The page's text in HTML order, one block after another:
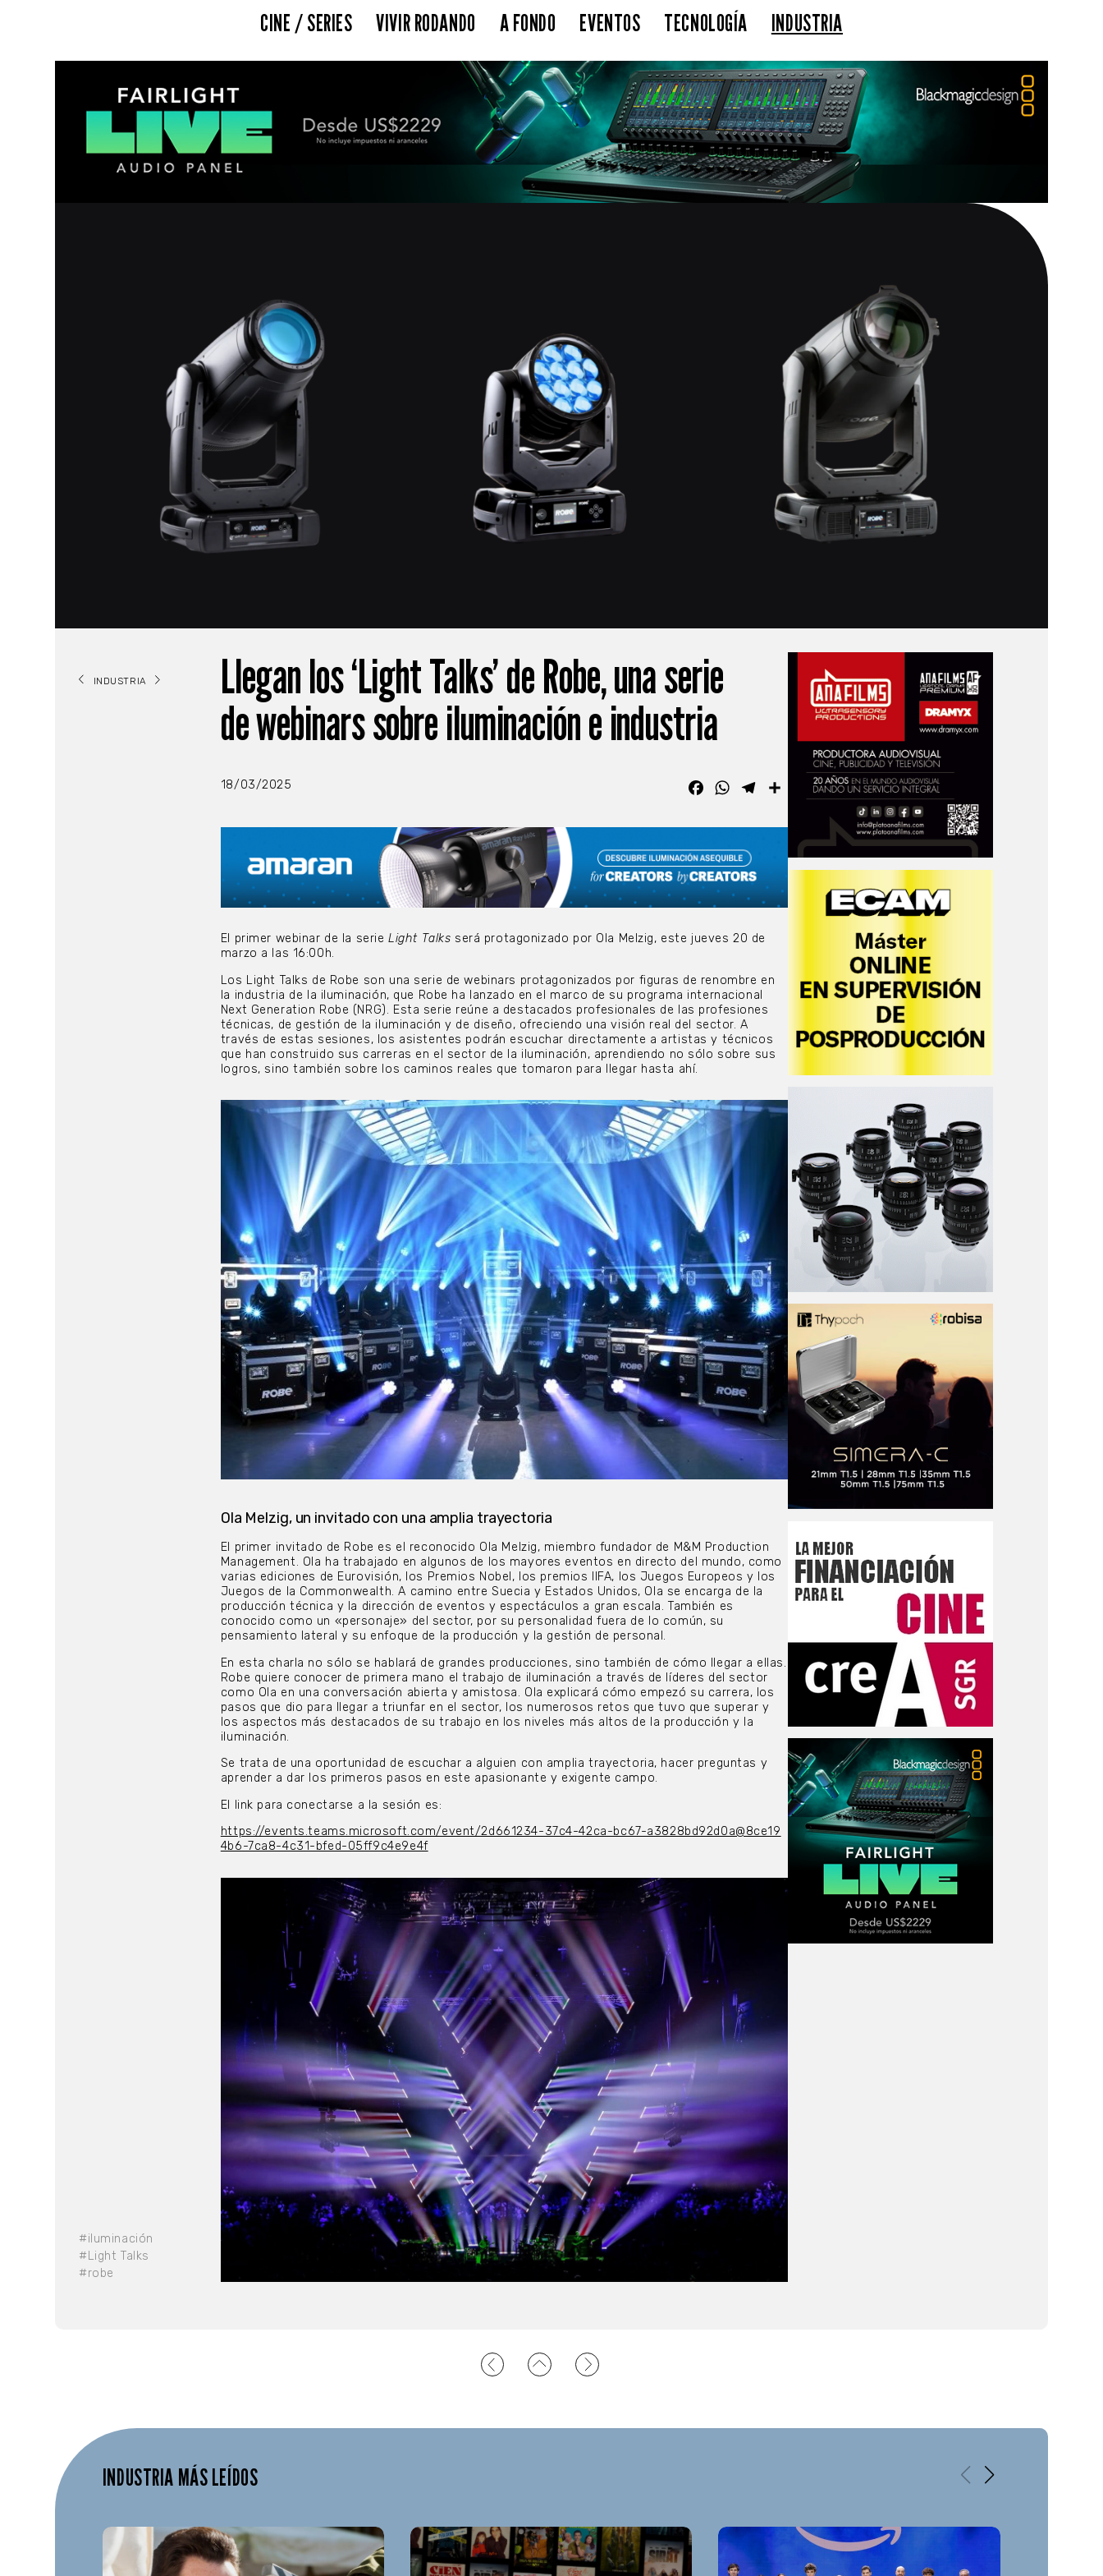
CINE / SERIES VIVIR RODANDO A FONDO EVENTOS TECNOLOGÍA INDUSTRIA
INDUSTRIA
#iluminación
#Light Talks
#robe
Llegan los ‘Light Talks’ de Robe, una serie
de webinars sobre iluminación e industria
18/03/2025 FacebookWhatsAppTelegramCompartir
El primer webinar de la serieLight Talks será protagonizado por Ola Melzig, este jueves 20 de
marzo a las 16:00h.
Los Light Talks de Robe son una serie de webinars protagonizados por figuras de renombre en
la industria de la iluminación, que Robe ha lanzado en el marco de su programa internacional
Next Generation Robe (NRG). Esta serie reúne a destacados profesionales de las profesiones
técnicas, de gestión de la iluminación y de diseño, ofreciendo una visión real del sector. A
través de estas sesiones, los asistentes podrán escuchar directamente a artistas y técnicos
que han construido sus carreras en el sector de la iluminación, aprendiendo no sólo sobre sus
logros, sino también sobre los caminos reales que tomaron para llegar hasta ahí.
Ola Melzig, un invitado con una amplia trayectoria
El primer invitado de Robe es el reconocido Ola Melzig, miembro fundador de M&M Production
Management. Ola ha trabajado en algunos de los mayores eventos en directo del mundo, como
varias ediciones de Eurovisión, los Premios Nobel, los premios IIFA, los Juegos Europeos y los
Juegos de la Commonwealth. A camino entre Suecia y Estados Unidos, Ola se encarga de la
producción técnica y la dirección de eventos y espectáculos a gran escala. También es
conocido como un «personaje» del sector, por su personalidad fuera de lo común, su
pensamiento lateral y su enfoque de la producción y la gestión de personal.
En esta charla no sólo se hablará de grandes producciones, sino también de cómo llegar a ellas.
Robe quiere conocer de primera mano el trabajo de iluminación a través de líderes del sector
como Ola en una conversación abierta y amistosa. Ola explicará cómo empezó su carrera, los
pasos que dio para llegar a triunfar en el sector, los numerosos retos que tuvo que superar y
los aspectos más destacados de su trabajo en los niveles más altos de la producción y la
iluminación.
Se trata de una oportunidad de escuchar a alguien con amplia trayectoria, hacer preguntas y
aprender a dar los primeros pasos en este apasionante y exigente campo.
El link para conectarse a la sesión es:
https://events.teams.microsoft.com/event/2d661234-37c4-42ca-bc67-a3828bd92d0a@8ce19
4b6-7ca8-4c31-bfed-05ff9c4e9e4f
INDUSTRIA MÁS LEÍDOS